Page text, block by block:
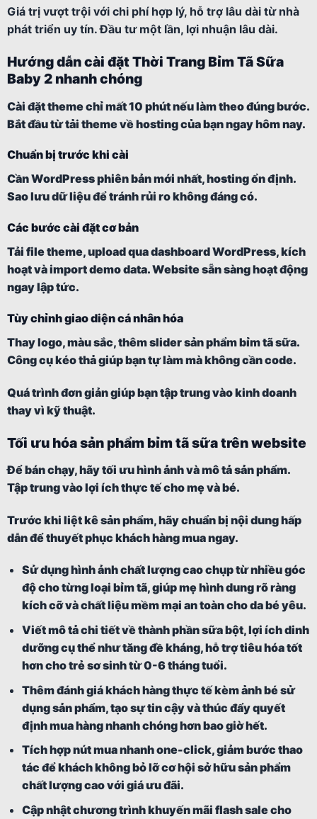
Giá trị vượt trội với chi phí hợp lý, hỗ trợ lâu dài từ nhà
phát triển uy tín. Đầu tư một lần, lợi nhuận lâu dài.
Hướng dẫn cài đặt Thời Trang Bỉm Tã Sữa
Baby 2 nhanh chóng
Cài đặt theme chỉ mất 10 phút nếu làm theo đúng bước.
Bắt đầu từ tải theme về hosting của bạn ngay hôm nay.
Chuẩn bị trước khi cài
Cần WordPress phiên bản mới nhất, hosting ổn định.
Sao lưu dữ liệu để tránh rủi ro không đáng có.
Các bước cài đặt cơ bản
Tải file theme, upload qua dashboard WordPress, kích
hoạt và import demo data. Website sẵn sàng hoạt động
ngay lập tức.
Tùy chỉnh giao diện cá nhân hóa
Thay logo, màu sắc, thêm slider sản phẩm bỉm tã sữa.
Công cụ kéo thả giúp bạn tự làm mà không cần code.
Quá trình đơn giản giúp bạn tập trung vào kinh doanh
thay vì kỹ thuật.
Tối ưu hóa sản phẩm bỉm tã sữa trên website
Để bán chạy, hãy tối ưu hình ảnh và mô tả sản phẩm.
Tập trung vào lợi ích thực tế cho mẹ và bé.
Trước khi liệt kê sản phẩm, hãy chuẩn bị nội dung hấp
dẫn để thuyết phục khách hàng mua ngay.
Sử dụng hình ảnh chất lượng cao chụp từ nhiều góc
độ cho từng loại bỉm tã, giúp mẹ hình dung rõ ràng
kích cỡ và chất liệu mềm mại an toàn cho da bé yêu.
Viết mô tả chi tiết về thành phần sữa bột, lợi ích dinh
dưỡng cụ thể như tăng đề kháng, hỗ trợ tiêu hóa tốt
hơn cho trẻ sơ sinh từ 0-6 tháng tuổi.
Thêm đánh giá khách hàng thực tế kèm ảnh bé sử
dụng sản phẩm, tạo sự tin cậy và thúc đẩy quyết
định mua hàng nhanh chóng hơn bao giờ hết.
Tích hợp nút mua nhanh one-click, giảm bước thao
tác để khách không bỏ lỡ cơ hội sở hữu sản phẩm
chất lượng cao với giá ưu đãi.
Cập nhật chương trình khuyến mãi flash sale cho